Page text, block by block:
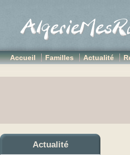
Accueil Familles Actualité
Actualité